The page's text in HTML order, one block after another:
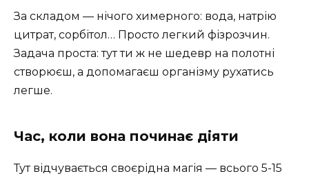
За складом — нічого химерного: вода, натрію
цитрат, сорбітол… Просто легкий фізрозчин.
Задача проста: тут ти ж не шедевр на полотні
створюєш, а допомагаєш організму рухатись
легше.
Час, коли вона починає діяти
Тут відчувається своєрідна магія — всього 5-15